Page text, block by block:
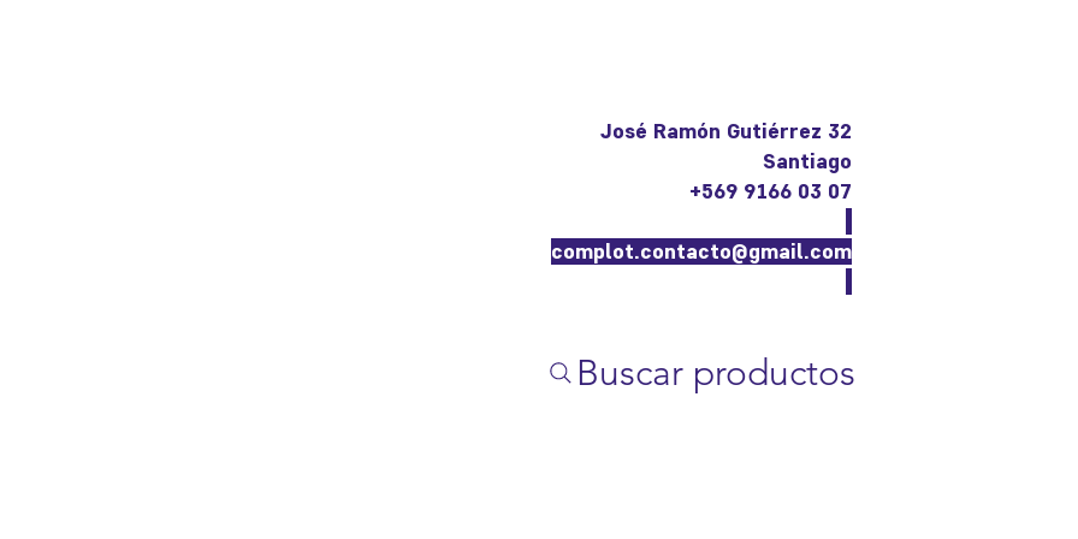
José Ramón Gutiérrez 32
Santiago
+569 9166 03 07
complot.contacto@gmail.com
Buscar productos